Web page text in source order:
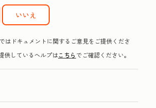
いいえ
はドキュメントに関するご意見をご提供くださ
供しているヘルプはこちらでご確認ください。